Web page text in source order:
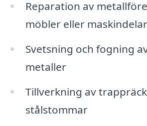
Reparation av
möbler eller maskindelar
Svetsning och fogning
metaller
Tillverkning av
stålstommar